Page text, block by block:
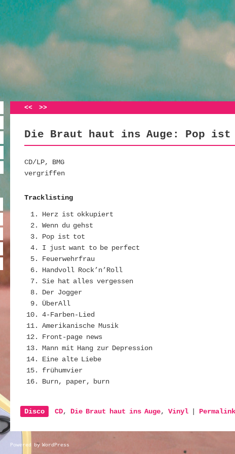
Artikelnavigation
<< >>
Die Braut haut ins Auge: Pop
CD/LP, BMG
vergriffen
Tracklisting
Herz ist okkupiert
Wenn du gehst
Pop ist tot
I just want to be perfect
Feuerwehrfrau
Handvoll Rock’n’Roll
Sie hat alles vergessen
Der Jogger
ÜberAll
4-Farben-Lied
Amerikanische Musik
Front-page news
Mann mit Hang zur Depression
Eine alte Liebe
frühumvier
Burn, paper, burn
Disco CD, Die Braut haut ins Auge, Vinyl|
Powered by WordPress